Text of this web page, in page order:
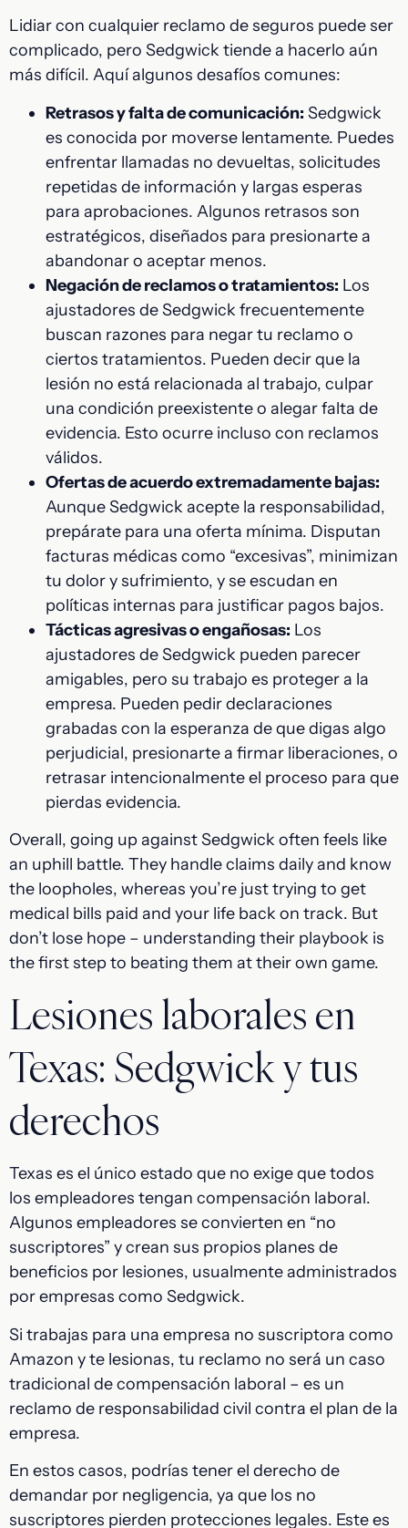
Lidiar con cualquier reclamo de seguros puede ser
complicado, pero Sedgwick tiende a hacerlo aún
más difícil. Aquí algunos desafíos comunes:
Retrasos y falta de comunicación: Sedgwick
es conocida por moverse lentamente. Puedes
enfrentar llamadas no devueltas, solicitudes
repetidas de información y largas esperas
para aprobaciones. Algunos retrasos son
estratégicos, diseñados para presionarte a
abandonar o aceptar menos.
Negación de reclamos o tratamientos: Los
ajustadores de Sedgwick frecuentemente
buscan razones para negar tu reclamo o
ciertos tratamientos. Pueden decir que la
lesión no está relacionada al trabajo, culpar
una condición preexistente o alegar falta de
evidencia. Esto ocurre incluso con reclamos
válidos.
Ofertas de acuerdo extremadamente bajas:
Aunque Sedgwick acepte la responsabilidad,
prepárate para una oferta mínima. Disputan
facturas médicas como “excesivas”, minimizan
tu dolor y sufrimiento, y se escudan en
políticas internas para justificar pagos bajos.
Tácticas agresivas o engañosas: Los
ajustadores de Sedgwick pueden parecer
amigables, pero su trabajo es proteger a la
empresa. Pueden pedir declaraciones
grabadas con la esperanza de que digas algo
perjudicial, presionarte a firmar liberaciones, o
retrasar intencionalmente el proceso para que
pierdas evidencia.
Overall, going up against Sedgwick often feels like
an uphill battle. They handle claims daily and know
the loopholes, whereas you’re just trying to get
medical bills paid and your life back on track. But
don’t lose hope – understanding their playbook is
the first step to beating them at their own game.
Lesiones laborales en
Texas: Sedgwick y tus
derechos
Texas es el único estado que no exige que todos
los empleadores tengan compensación laboral.
Algunos empleadores se convierten en “no
suscriptores” y crean sus propios planes de
beneficios por lesiones, usualmente administrados
por empresas como Sedgwick.
Si trabajas para una empresa no suscriptora como
Amazon y te lesionas, tu reclamo no será un caso
tradicional de compensación laboral – es un
reclamo de responsabilidad civil contra el plan de la
empresa.
En estos casos, podrías tener el derecho de
demandar por negligencia, ya que los no
suscriptores pierden protecciones legales. Este es